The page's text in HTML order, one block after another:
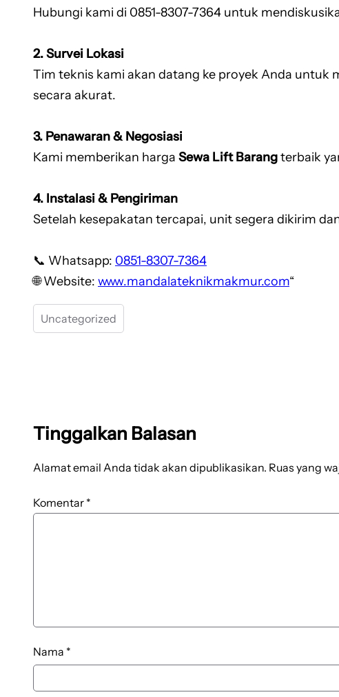
Hubungi kami di 0851-8307-7364 untuk
2. Survei Lokasi
Tim teknis kami akan datang ke proyek Anda untuk
secara akurat.
3. Penawaran & Negosiasi
Kami memberikan harga Sewa Lift Barangterbaik
4. Instalasi & Pengiriman
Setelah kesepakatan tercapai, unit segera dikirim
📞 Whatsapp: 0851-8307-7364
🌐 Website: www.mandalateknikmakmur.com“
Uncategorized
Tinggalkan Balasan
Alamat email Anda tidak akan dipublikasikan. Ruas yang
Komentar *
Nama *